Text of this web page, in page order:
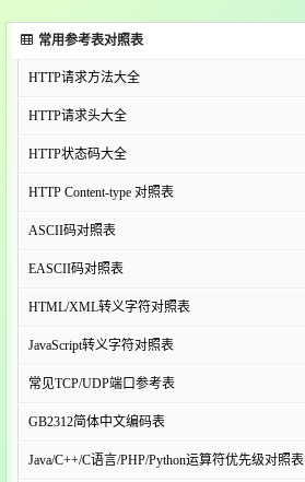
常用参考表对照表
HTTP请求方法大全
HTTP请求头大全
HTTP状态码大全
HTTP Content-type 对照表
ASCII码对照表
EASCII码对照表
HTML/XML转义字符对照表
JavaScript转义字符对照表
常见TCP/UDP端口参考表
GB2312简体中文编码表
Java/C++/C语言/PHP/Python运算符优先级对照表